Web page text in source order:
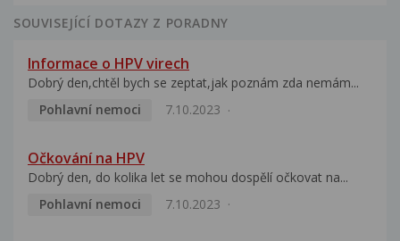
SOUVISEJÍCÍ DOTAZY Z PORADNY
Informace o HPV virech
Dobrý den,chtěl bych se zeptat,jak poznám zda nemám...
Pohlavní nemoci
7.10.2023
Očkování na HPV
Dobrý den, do kolika let se mohou dospělí očkovat na...
Pohlavní nemoci
7.10.2023